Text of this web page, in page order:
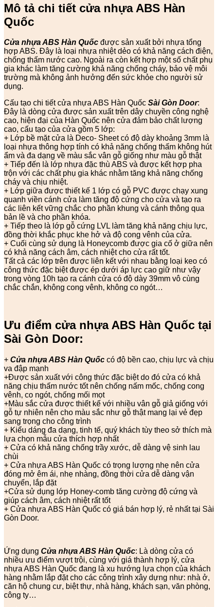
Mô tả chi tiết cửa nhựa ABS Hàn
Quốc
Cửa nhựa ABS Hàn Quốc được sản xuất bởi nhựa tổng
hợp ABS. Đây là loại nhựa nhiệt dẻo có khả năng cách điện,
chống thấm nước cao. Ngoài ra còn kết hợp một số chất phụ
gia khác làm tăng cường khả năng chống cháy, bảo vệ môi
trường mà không ảnh hưởng đến sức khỏe cho người sử
dụng.
Cấu tạo chi tiết cửa nhựa ABS Hàn Quốc Sài Gòn Door:
Đây là dòng cửa được sản xuất trên dây chuyền công nghệ
cao, hiện đại của Hàn Quốc nên cửa đảm bảo chất lượng
cao, cấu tạo của cửa gồm 5 lớp:
+ Lớp bề mặt cửa là Deco- Sheet có độ dày khoảng 3mm là
loại nhựa thông hợp tính có khả năng chống thấm không hút
ẩm và đa dạng về màu sắc vân gỗ giống như màu gỗ thật
+ Tiếp đến là lớp nhựa đặc thù ABS và được kết hợp pha
trộn với các chất phụ gia khác nhằm tăng khả năng chống
cháy và chịu nhiệt.
+ Lớp giữa được thiết kế 1 lớp có gỗ PVC được chạy xung
quanh viền cánh cửa làm tăng độ cứng cho cửa và tạo ra
các liên kết vững chắc cho phần khung và cánh thông qua
bản lề và cho phần khóa.
+ Tiếp theo là lớp gỗ cứng LVL làm tăng khả năng chịu lực,
đồng thời khắc phục khe hở và độ cong vênh của cửa.
+ Cuối cùng sử dụng là Honeycomb được gia cố ở giữa nên
có khả năng cách âm, cách nhiệt cho cửa rất tốt.
Tất cả các lớp trên được liên kết với nhau bằng loại keo có
công thức đặc biệt được ép dưới áp lực cao giữ như vậy
trong vòng 10h tạo ra cánh cửa có độ dày 39mm vô cùng
chắc chắn, không cong vênh, không co ngót…
Ưu điểm cửa nhựa ABS Hàn Quốc tại
Sài Gòn Door:
+ Cửa nhựa ABS Hàn Quốc có độ bền cao, chịu lực và chịu
va đập mạnh
+Được sản xuất với công thức đặc biệt do đó cửa có khả
năng chịu thấm nước tốt nên chống nấm mốc, chống cong
vênh, co ngót, chống mối mọt
+Màu sắc cửa được thiết kế với nhiều vân gỗ giả giống với
gỗ tự nhiên nên cho màu sắc như gỗ thật mang lại vẻ đẹp
sang trọng cho công trình
+ Kiểu dáng đa dạng, tinh tế, quý khách tùy theo sở thích mà
lựa chọn mẫu cửa thích hợp nhất
+ Cửa có khả năng chống trầy xước, dễ dàng vệ sinh lau
chùi
+ Cửa nhựa ABS Hàn Quốc có trọng lượng nhẹ nên cửa
đóng mở êm ái, nhẹ nhàng, đồng thời cửa dễ dàng vận
chuyển, lắp đặt
+Cửa sử dụng lớp Honey-comb tăng cường độ cứng và
giúp cách âm, cách nhiệt rất tốt
+ Cửa nhựa ABS Hàn Quốc có giá bán hợp lý, rẻ nhất tại Sài
Gòn Door.
Ứng dụng Cửa nhựa ABS Hàn Quốc: Là dòng cửa có
nhiều ưu điểm vượt trội, cùng với giá thành hợp lý, cửa
nhựa ABS Hàn Quốc đang là xu hướng lựa chọn của khách
hàng nhằm lắp đặt cho các công trình xây dựng như: nhà ở,
căn hộ chung cư, biệt thự, nhà hàng, khách sạn, văn phòng,
công ty…